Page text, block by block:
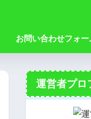
お問い合わせフォー
運営者プロ